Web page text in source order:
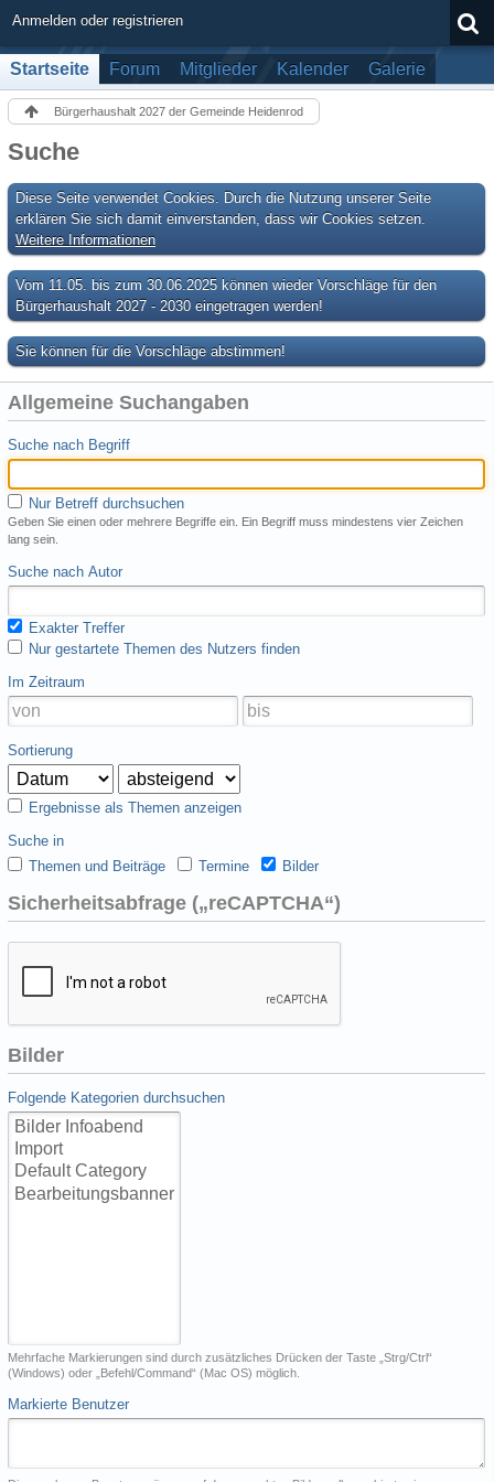
Anmelden oder registrieren
Startseite Forum Mitglieder Kalender Galerie
Bürgerhaushalt 2027 der Gemeinde Heidenrod
Suche
Diese Seite verwendet Cookies. Durch die Nutzung unserer Seite
erklären Sie sich damit einverstanden, dass wir Cookies setzen.
Weitere Informationen
Vom 11.05. bis zum 30.06.2025 können wieder Vorschläge für den
Bürgerhaushalt 2027 - 2030 eingetragen werden!
Sie können für die Vorschläge abstimmen!
Allgemeine Suchangaben
Suche nach Begriff
Nur Betreff durchsuchen
Geben Sie einen oder mehrere Begriffe ein. Ein Begriff muss mindestens vier Zeichen
lang sein.
Suche nach Autor
Exakter Treffer
Nur gestartete Themen des Nutzers finden
Im Zeitraum
Sortierung
Ergebnisse als Themen anzeigen
Suche in
Themen und Beiträge
Termine Bilder
Sicherheitsabfrage („reCAPTCHA“)
Bilder
Folgende Kategorien durchsuchen
Mehrfache Markierungen sind durch zusätzliches Drücken der Taste „Strg/Ctrl“
(Windows) oder „Befehl/Command“ (Mac OS) möglich.
Markierte Benutzer